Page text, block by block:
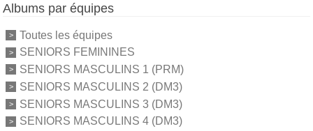
Albums par équipes
Toutes les équipes
SENIORS FEMININES
SENIORS MASCULINS 1 (PRM)
SENIORS MASCULINS 2 (DM3)
SENIORS MASCULINS 3 (DM3)
SENIORS MASCULINS 4 (DM3)